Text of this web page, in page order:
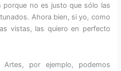
porque no es justo que sólo las
Ahora bien, si yo, como
vistas, las quiero en perfecto
por ejemplo, podemos